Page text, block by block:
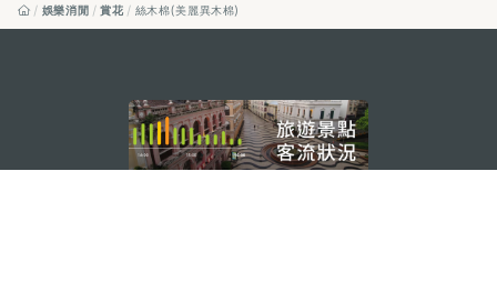
娛樂消閒
賞花 絲木棉(美麗異木棉)
external links